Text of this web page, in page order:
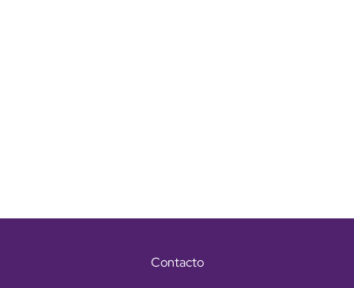
Contacto